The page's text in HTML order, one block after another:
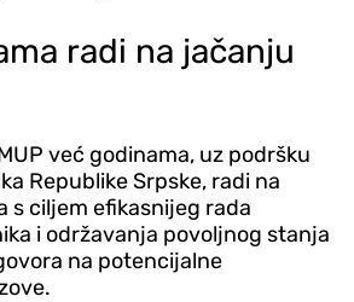
radi na jačanju
već godinama, uz podršku
Republike Srpske, radi na
s ciljem efikasnijeg rada
i održavanja povoljnog stanja
na potencijalne